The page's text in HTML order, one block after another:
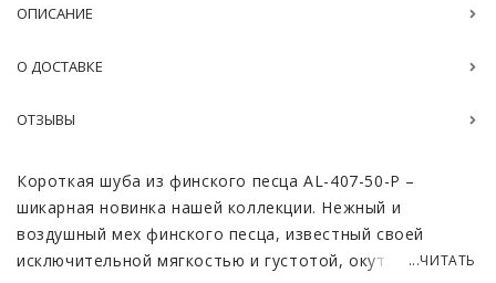
ОПИСАНИЕ
О ДОСТАВКЕ
ОТЗЫВЫ
Короткая шуба из финского песца AL-407-50-P –
шикарная новинка нашей коллекции. Нежный и
воздушный мех финского песца, известный своей
исключительной мягкостью и густотой, окутает вас
...ЧИТАТЬ